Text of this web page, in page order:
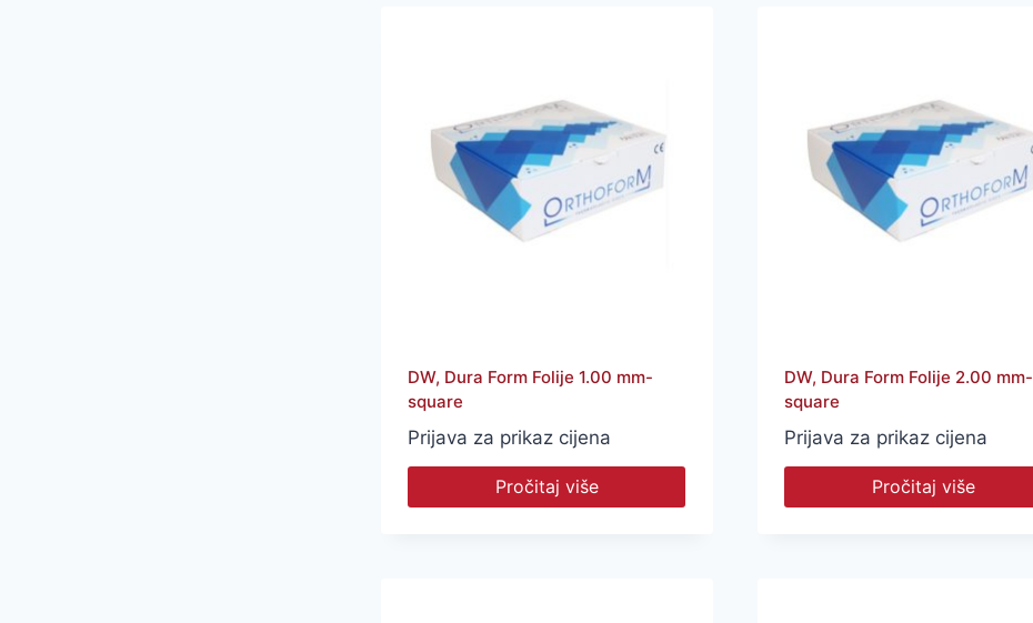
DW, Dura Form Folije 1.00 mm-
square
Prijava za prikaz cijena
Pročitaj više
DW, Dura Form Folije 2.00 mm-
square
Prijava za prikaz cijena
Pročitaj više